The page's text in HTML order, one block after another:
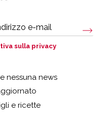
sulla privacy
nessuna news
e ricette